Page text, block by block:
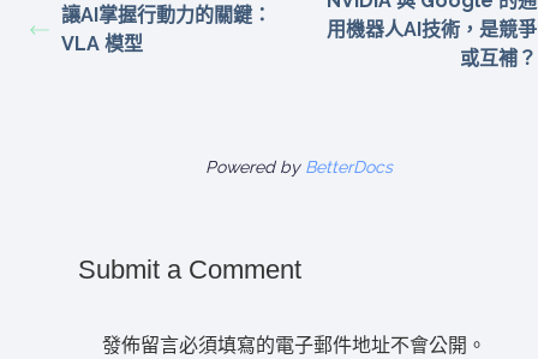
讓AI掌握行動力的關鍵：
VLA 模型
用機器人AI技術，是競爭
或互補？
Powered by BetterDocs
Submit a Comment
發佈留言必須填寫的電子郵件地址不會公開。